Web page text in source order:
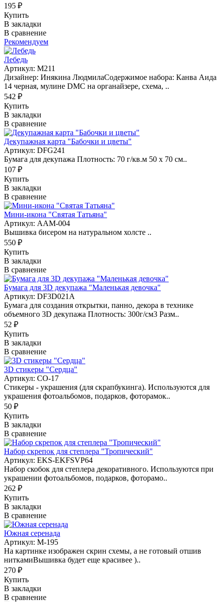
195 ₽
Купить
В закладки
В сравнение
Рекомендуем
Лебедь
Артикул: M211
Дизайнер: Инякина ЛюдмилаСодержимое набора: Канва Аида
14 черная, мулине DMC на органайзере, схема, ..
542 ₽
Купить
В закладки
В сравнение
Декупажная карта "Бабочки и цветы"
Артикул: DFG241
Бумага для декупажа Плотность: 70 г/кв.м 50 х 70 см..
107 ₽
Купить
В закладки
В сравнение
Мини-икона "Святая Татьяна"
Артикул: AAM-004
Вышивка бисером на натуральном холсте ..
550 ₽
Купить
В закладки
В сравнение
Бумага для 3D декупажа "Маленькая девочка"
Артикул: DF3D021A
Бумага для создания открытки, панно, декора в технике
объемного 3D декупажа Плотность: 300г/см3 Разм..
52 ₽
Купить
В закладки
В сравнение
3D стикеры "Сердца"
Артикул: CO-17
Стикеры - украшения (для скрапбукинга). Используются для
украшения фотоальбомов, подарков, фоторамок..
50 ₽
Купить
В закладки
В сравнение
Набор скрепок для степлера "Тропический"
Артикул: EKS-EKFSVP64
Набор скобок для степлера декоративного. Используются при
украшении фотоальбомов, подарков, фоторамо..
262 ₽
Купить
В закладки
В сравнение
Южная серенада
Артикул: М-195
На картинке изображен скрин схемы, а не готовый отшив
ниткамиВышивка будет еще красивее )..
270 ₽
Купить
В закладки
В сравнение